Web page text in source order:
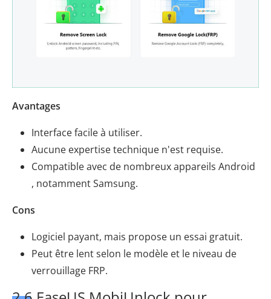
Avantages
Interface facile à utiliser.
Aucune expertise technique n'est requise.
Compatible avec de nombreux appareils Android
, notamment Samsung.
Cons
Logiciel payant, mais propose un essai gratuit.
Peut être lent selon le modèle et le niveau de
verrouillage FRP.